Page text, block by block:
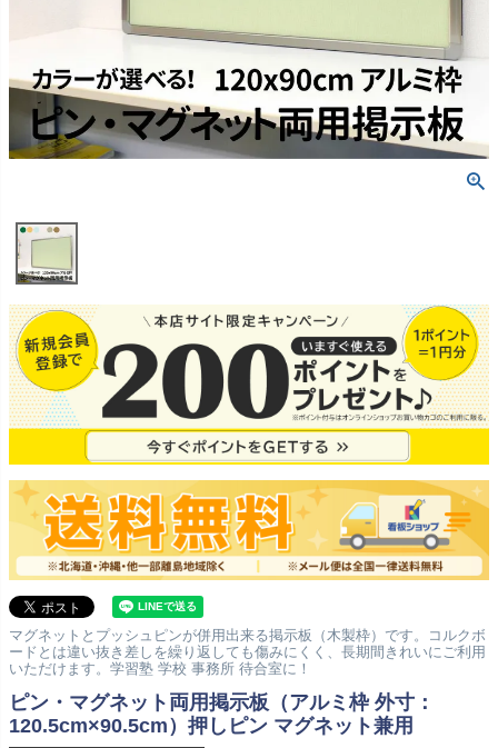
マグネットとプッシュピンが併用出来る掲示板（木製枠）です。コルクボ
ードとは違い抜き差しを繰り返しても傷みにくく、長期間きれいにご利用
いただけます。学習塾 学校 事務所 待合室に！
ピン・マグネット両用掲示板（アルミ枠 外寸：
120.5cm×90.5cm）押しピン マグネット兼用